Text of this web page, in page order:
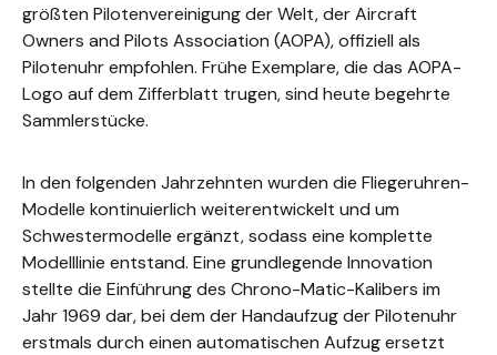
größten Pilotenvereinigung der Welt, der Aircraft
Owners and Pilots Association (AOPA), offiziell als
Pilotenuhr empfohlen. Frühe Exemplare, die das AOPA-
Logo auf dem Zifferblatt trugen, sind heute begehrte
Sammlerstücke.
In den folgenden Jahrzehnten wurden die Fliegeruhren-
Modelle kontinuierlich weiterentwickelt und um
Schwestermodelle ergänzt, sodass eine komplette
Modelllinie entstand. Eine grundlegende Innovation
stellte die Einführung des Chrono-Matic-Kalibers im
Jahr 1969 dar, bei dem der Handaufzug der Pilotenuhr
erstmals durch einen automatischen Aufzug ersetzt